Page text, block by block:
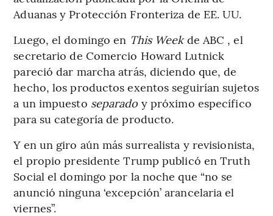
Aduanas y Protección Fronteriza de EE. UU.
Luego, el domingo en This Weekde ABC , el
secretario de Comercio Howard Lutnick
pareció dar marcha atrás, diciendo que, de
hecho, los productos exentos seguirían sujetos
a un impuesto separado y próximo específico
para su categoría de producto.
Y en un giro aún más surrealista y revisionista,
el propio presidente Trump publicó en Truth
Social el domingo por la noche que “no se
anunció ninguna ‘excepción’ arancelaria el
viernes”.